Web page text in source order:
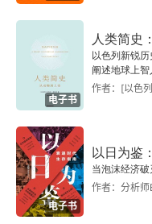
评《经略幽燕：宋辽
学者追忆
大义丘山重信史：
Abstracts
稿约
电子书
人类简史
以色列新锐
阐述地球上智
作者：[以色
电子书
以日为鉴
当泡沫经济
作者：分析